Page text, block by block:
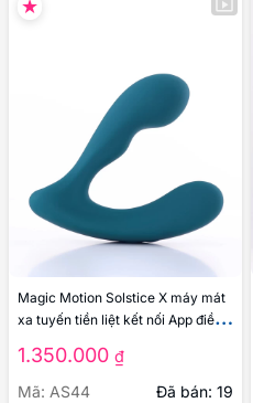
Magic Motion Solstice X máy mát
xa tuyến tiền liệt kết nối App điều
1.350.000 ₫
Mã: AS44
Đã bán: 19